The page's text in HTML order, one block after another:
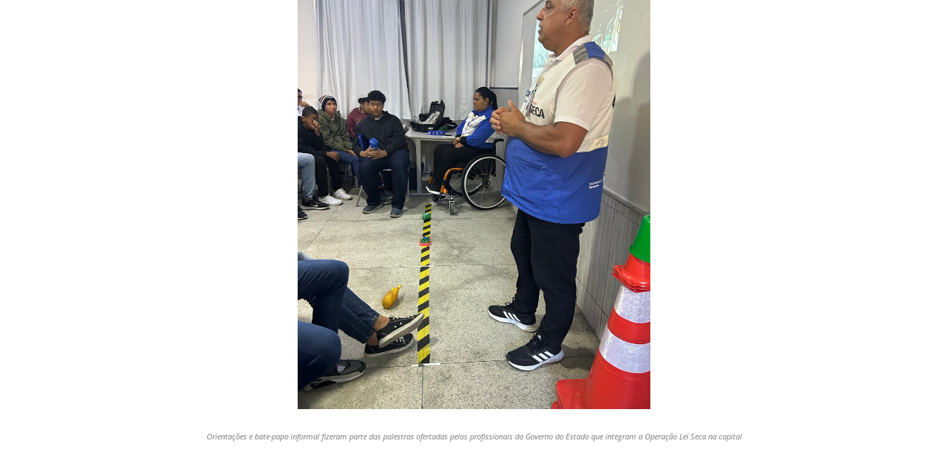
Orientações e bate-papo informal fizeram parte das palestras ofertadas pelos profissionais do Governo do Estado que integram a Operação Lei Seca na capital